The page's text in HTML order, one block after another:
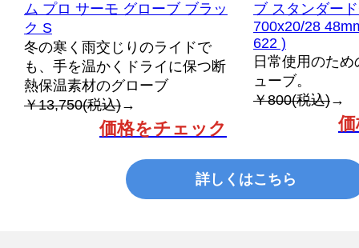
ム プロ サーモ グローブ ブラッ
ク S
冬の寒く雨交じりのライドで
も、手を温かくドライに保つ断
熱保温素材のグローブ
￥13,750(税込)→
価格をチェック
ブ スタンダー
700x20/28
622 )
日常使用のた
ューブ。
￥800(税込)→
詳しくはこちら